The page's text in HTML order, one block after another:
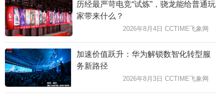
历经最严苛电竞“试炼”，骁龙能给普通玩
家带来什么？
2026年8月4日 CCTIME飞象网
加速价值跃升：华为解锁数智化转型服
务新路径
2026年8月3日 CCTIME飞象网